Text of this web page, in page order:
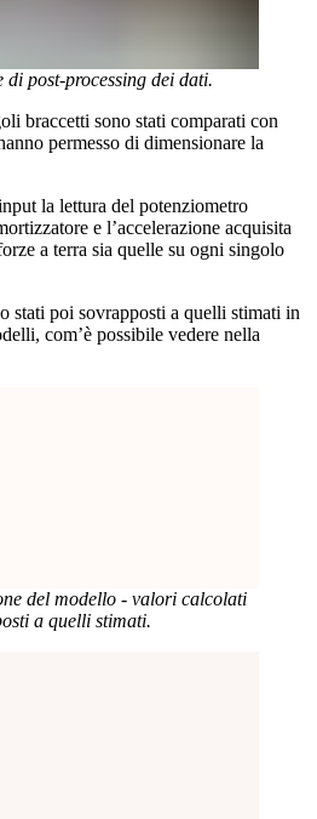
di post-processing dei dati.
braccetti sono stati comparati con
permesso di dimensionare la
la lettura del potenziometro
e l’accelerazione acquisita
a terra sia quelle su ogni singolo
stati poi sovrapposti a quelli stimati in
com’è possibile vedere nella
del modello - valori calcolati
a quelli stimati.